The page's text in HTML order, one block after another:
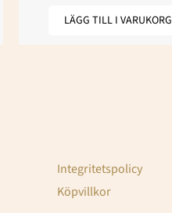
LÄGG TILL I VARUKORG
Integritetspolicy
Köpvillkor